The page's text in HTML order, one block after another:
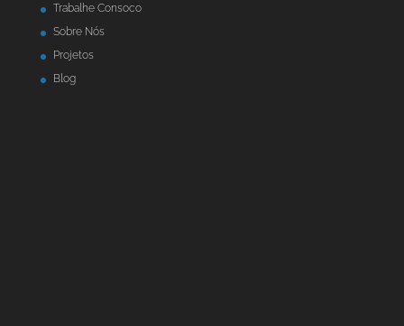
Trabalhe Consoco
Sobre Nós
Projetos
Blog